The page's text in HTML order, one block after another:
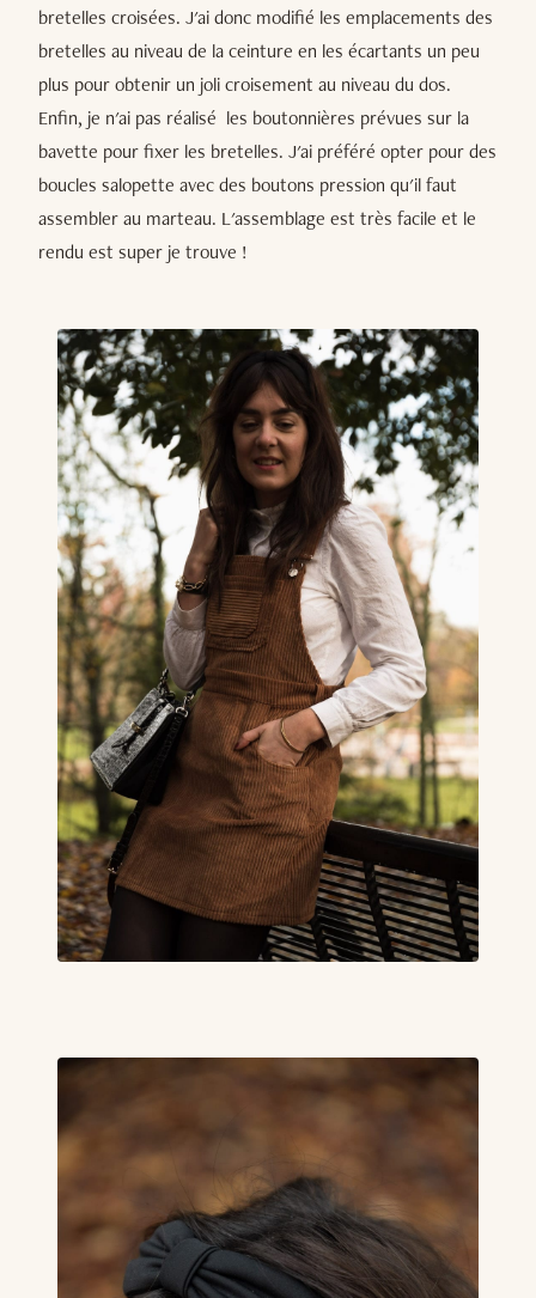
bretelles croisées. J'ai donc modifié les emplacements des
bretelles au niveau de la ceinture en les écartants un peu
plus pour obtenir un joli croisement au niveau du dos.
Enfin, je n'ai pas réalisé les boutonnières prévues sur la
bavette pour fixer les bretelles. J'ai préféré opter pour des
boucles salopette avec des boutons pression qu'il faut
assembler au marteau. L'assemblage est très facile et le
rendu est super je trouve !